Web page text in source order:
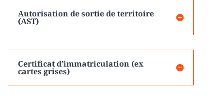
Autorisation de sortie de territoire
(AST)
Certificat d’immatriculation (ex
cartes grises)